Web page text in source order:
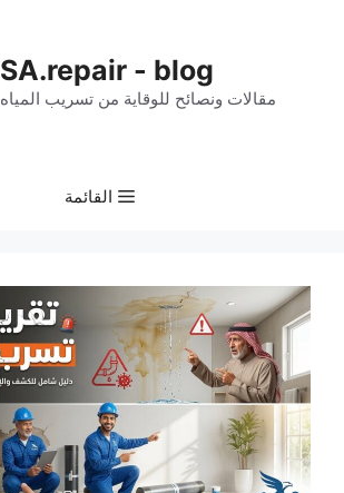
SA.repair - blog
مقالات ونصائح للوقاية من تسريب المياه
القائمة